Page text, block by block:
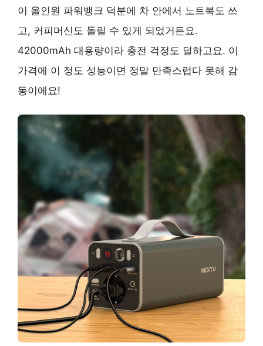
이 올인원 파워뱅크 덕분에 차 안에서 노트북도 쓰
고, 커피머신도 돌릴 수 있게 되었거든요.
42000mAh 대용량이라 충전 걱정도 덜하고요. 이
가격에 이 정도 성능이면 정말 만족스럽다 못해 감
동이에요!